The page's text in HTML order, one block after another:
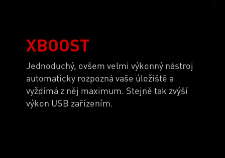
XBOOST
Jednoduchý, ovšem velmi výkonný nástroj
automaticky rozpozná vaše úložiště a
vyždímá z něj maximum. Stejně tak zvýší
výkon USB zařízením.